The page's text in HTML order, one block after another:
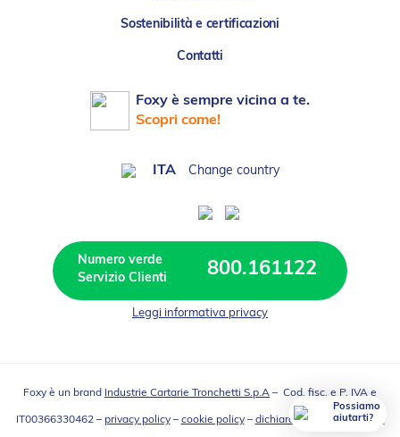
Sostenibilità e certificazioni
Contatti
Foxy è sempre vicina a te.
Scopri come!
ITA Change country
Numero verde
800.161122
Leggi informativa privacy
Foxy è un brand Industrie Cartarie Tronchetti S.p.A – Cod. fisc. e P. IVA e
IT00366330462 – privacy policy– cookie policy– dichiarazione accessibilità
Possiamo
aiutarti?